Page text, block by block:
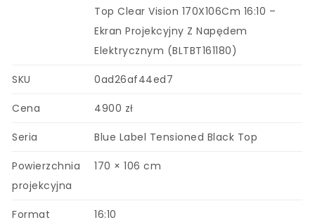
Top Clear Vision 170X106Cm 16:10 –
Ekran Projekcyjny Z Napędem
Elektrycznym (BLTBT161180)
SKU 0ad26af44ed7
Cena 4900 zł
Seria Blue Label Tensioned Black Top
Powierzchnia
projekcyjna
170 × 106 cm
Format 16:10